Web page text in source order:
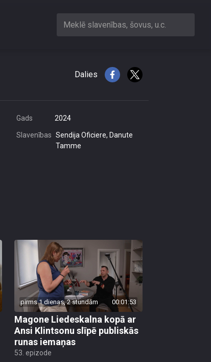
Meklē slavenības, šovus, u.c.
Dalies
Gads 2024
Slavenības Sendija Oficiere, Danute
Tamme
pirms 1 dienas, 2 stundām 00:01:53
Magone Liedeskalna kopā ar
Ansi Klintsonu slīpē publiskās
runas iemaņas
53. epizode